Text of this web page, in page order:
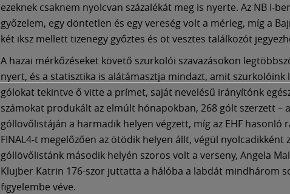
ezeknek csaknem nyolcvan százalékát meg is nyerte. Az NB I-
győzelem, egy döntetlen és egy vereség volt a mérleg, míg a
két iksz mellett tizenegy győztes és öt vesztes találkozót
A hazai mérkőzéseket követő szurkolói szavazásokon
nyert, és a statisztika is alátámasztja mindazt, amit szurkolóink
gólokat tekintve ő vitte a prímet, saját nevelésű irányítónk
számokat produkált az elmúlt hónapokban, 268 gólt szerzett –
góllövőlistáján a harmadik helyen végzett, míg az EHF hasonló
FINAL4-t megelőzően az ötödik helyen állt, végül nyolcadikként
góllövőlistánk második helyén szoros volt a verseny, Angela
Klujber Katrin 176-szor juttatta a hálóba a labdát mindhárom
figyelembe véve.